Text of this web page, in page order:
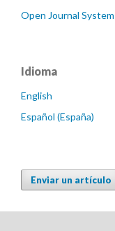
Open Journal
Idioma
English
Español (España)
Enviar un artículo